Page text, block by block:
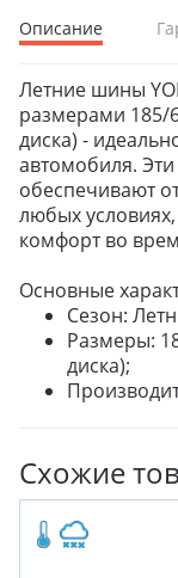
Описание
Летние шины
размерами 185/
диска) -
автомобиля.
обеспечивают
любых
комфорт во
Основные
Сезон:
Размеры:
диска);
Схожие